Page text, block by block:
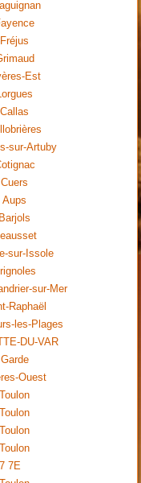
Est
sur-Artuby
Aups
sur-Issole
sur-Mer
Raphaël
les-Plages
DU-VAR
Ouest
7E